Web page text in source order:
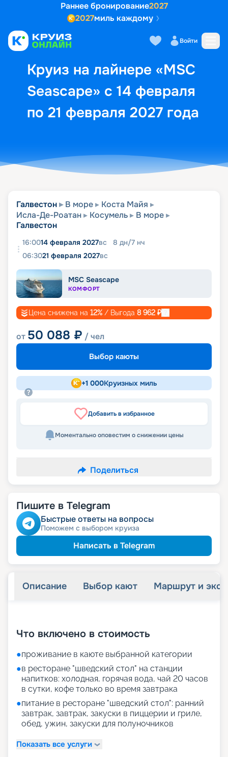
Раннее бронирование2027
2027миль каждому
Войти
Круиз на лайнере «MSC
Seascape» с 14 февраля
по 21 февраля 2027 года
Выбор кают Маршрут и
Галвестон В море
Коста Майя
Исла-Де-Роатан
Косумель
В море
Галвестон
16:0014 февраля 2027вс 8 дн/7 нч
06:3021 февраля 2027вс
MSC Seascape
КОМФОРТ
Цена снижена на 12% / Выгода 8 962 ₽
от 50 088 ₽ / чел
Выбор каюты
+1 000Круизных миль
Добавить в избранное
Моментально оповестим о снижении цены
Поделиться
Пишите в Telegram
Быстрые ответы на вопросы
Поможем с выбором круиза
Написать в Telegram
Описание Выбор кают Маршрут и
Что включено в стоимость
●проживание в каюте выбранной категории
●в ресторане "шведский стол" на станции
напитков: холодная, горячая вода, чай 20 часов
в сутки, кофе только во время завтрака
●питание в ресторане "шведский стол": ранний
завтрак, завтрак, закуски в пиццерии и гриле,
обед, ужин, закуски для полуночников
Показать все услуги